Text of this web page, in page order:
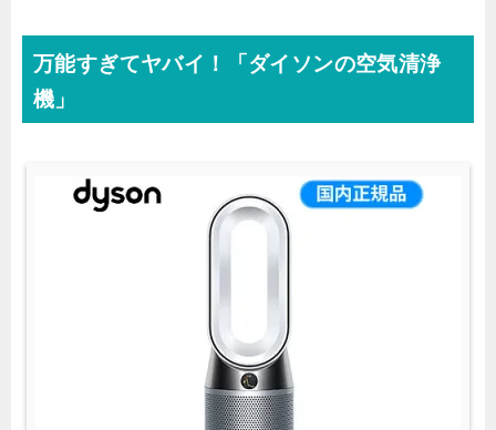
万能すぎてヤバイ！「ダイソンの空気清浄
機」